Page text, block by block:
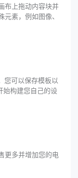
布上拖动内容块并
素，例如图像、
您可以保存模板以
始构建您自己的设
更多并增加您的电